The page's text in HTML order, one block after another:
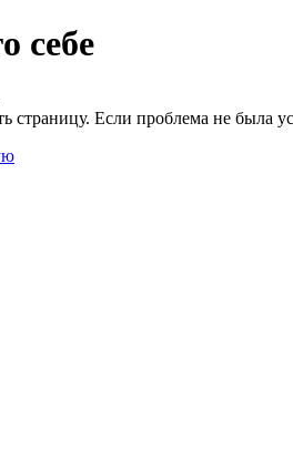
себе
страницу. Если проблема не была